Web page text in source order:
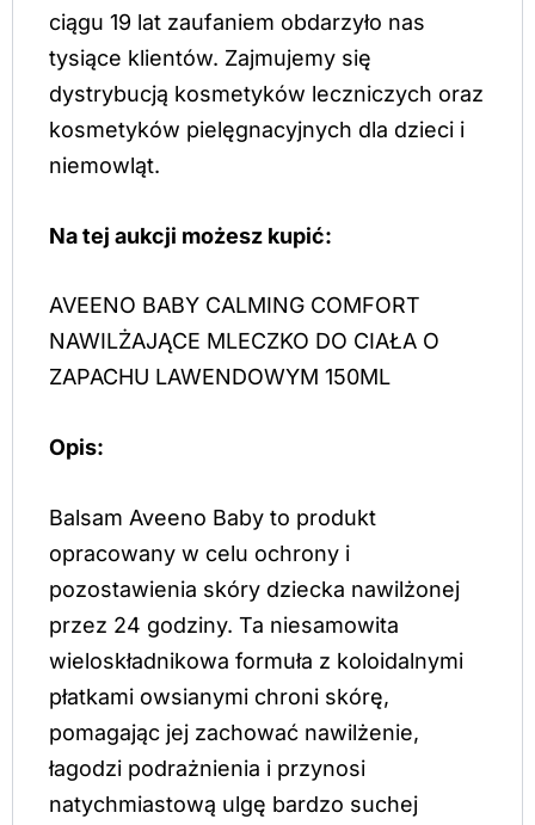
ciągu 19 lat zaufaniem obdarzyło nas
tysiące klientów. Zajmujemy się
dystrybucją kosmetyków leczniczych oraz
kosmetyków pielęgnacyjnych dla dzieci i
niemowląt.
Na tej aukcji możesz kupić:
AVEENO BABY CALMING COMFORT
NAWILŻAJĄCE MLECZKO DO CIAŁA O
ZAPACHU LAWENDOWYM 150ML
Opis:
Balsam Aveeno Baby to produkt
opracowany w celu ochrony i
pozostawienia skóry dziecka nawilżonej
przez 24 godziny. Ta niesamowita
wieloskładnikowa formuła z koloidalnymi
płatkami owsianymi chroni skórę,
pomagając jej zachować nawilżenie,
łagodzi podrażnienia i przynosi
natychmiastową ulgę bardzo suchej